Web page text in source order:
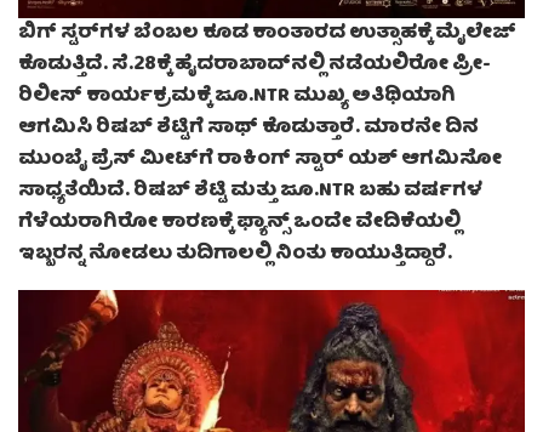
ಬಿಗ್ ಸ್ಟರ್‌ಗಳ ಬೆಂಬಲ ಕೂಡ ಕಾಂತಾರದ ಉತ್ಸಾಹಕ್ಕೆ ಮೈಲೇಜ್
ಕೊಡುತ್ತಿದೆ. ಸೆ.28ಕ್ಕೆ ಹೈದರಾಬಾದ್‌ನಲ್ಲಿ ನಡೆಯಲಿರೋ ಪ್ರೀ-
ರಿಲೀಸ್ ಕಾರ್ಯಕ್ರಮಕ್ಕೆ ಜೂ.NTR ಮುಖ್ಯ ಅತಿಥಿಯಾಗಿ
ಆಗಮಿಸಿ ರಿಷಬ್ ಶೆಟ್ಟಿಗೆ ಸಾಥ್ ಕೊಡುತ್ತಾರೆ. ಮಾರನೇ ದಿನ
ಮುಂಬೈ ಪ್ರೆಸ್ ಮೀಟ್‌ಗೆ ರಾಕಿಂಗ್ ಸ್ಟಾರ್ ಯಶ್ ಆಗಮಿಸೋ
ಸಾಧ್ಯತೆಯಿದೆ. ರಿಷಬ್ ಶೆಟ್ಟಿ ಮತ್ತು ಜೂ.NTR ಬಹು ವರ್ಷಗಳ
ಗೆಳೆಯರಾಗಿರೋ ಕಾರಣಕ್ಕೆ ಫ್ಯಾನ್ಸ್ ಒಂದೇ ವೇದಿಕೆಯಲ್ಲಿ
ಇಬ್ಬರನ್ನ ನೋಡಲು ತುದಿಗಾಲಲ್ಲಿ ನಿಂತು ಕಾಯುತ್ತಿದ್ದಾರೆ.